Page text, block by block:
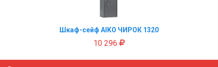
Шкаф-сейф AIKO ЧИРОК 1320
10 296